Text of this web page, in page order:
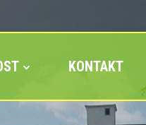
KONTAKT